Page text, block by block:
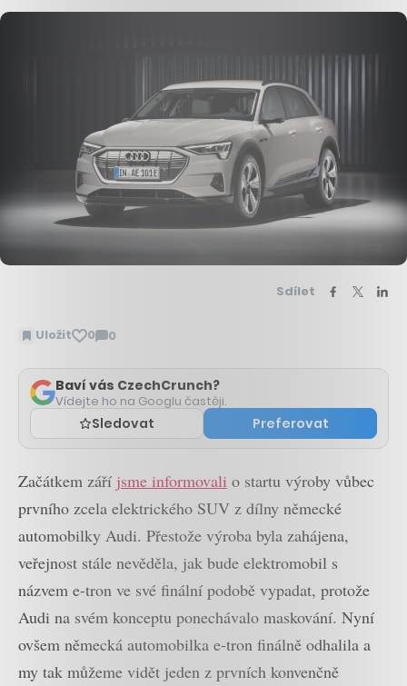
Sdílet
Uložit 0 0
Zobrazit
Baví vás CzechCrunch?
Vídejte ho na Googlu častěji.
Sledovat Preferovat
Začátkem září jsme informovali o startu výroby vůbec
prvního zcela elektrického SUV z dílny německé
automobilky Audi. Přestože výroba byla zahájena,
veřejnost stále nevěděla, jak bude elektromobil s
názvem e-tron ve své finální podobě vypadat, protože
Audi na svém konceptu ponechávalo maskování. Nyní
ovšem německá automobilka e-tron finálně odhalila a
my tak můžeme vidět jeden z prvních konvenčně